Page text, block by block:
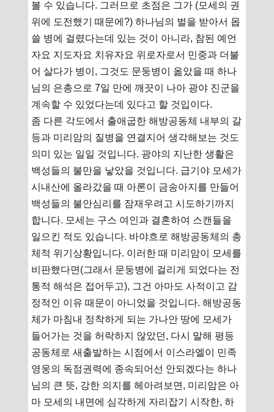
볼 수 있습니다. 그러므로 초점은 그가 (모세의 권
위에 도전했기 때문에?) 하나님의 벌을 받아서 몹
쓸 병에 걸렸다는데 있는 것이 아니라, 참된 예언
자요 지도자요 치유자요 위로자로서 민중과 더불
어 살다가 병이, 그것도 문둥병이 옮았을 때 하나
님의 은총으로 7일 만에 깨끗이 나아 광야 진군을
계속할 수 있었다는데 있다고 할 것입이다.
좀 다른 각도에서 출애굽한 해방공동체 내부의 갈
등과 미리암의 질병을 연결지어 생각해보는 것도
의미 있는 일일 것입니다. 광야의 지난한 생활은
백성들의 불만을 낳았을 것입니다. 급기야 모세가
시내산에 올라갔을 때 아론이 금송아지를 만들어
백성들의 불안심리를 잠재우려고 시도하기까지
합니다. 모세는 구스 여인과 결혼하여 스캔들을
일으킨 적도 있습니다. 바야흐로 해방공동체의 총
체적 위기상황입니다. 이러한 때 미리암이 모세를
비판했다면(그래서 문둥병에 걸리게 되었다는 전
통적 해석은 접어두고), 그건 아마도 사적이고 감
정적인 이유 때문이 아니었을 것입니다. 해방공동
체가 마침내 정착하게 되는 가나안 땅에 모세가
들어가는 것을 허락하지 않았던, 다시 말해 평등
공동체로 새출발하는 시점에서 이스라엘이 민족
영웅의 독점권력에 종속되어선 안되겠다는 하나
님의 큰 뜻, 강한 의지를 헤아려보면, 미리암은 아
마 모세의 내면에 심각하게 자리잡기 시작한, 하